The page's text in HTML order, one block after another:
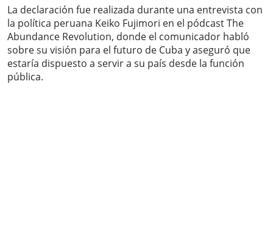
La declaración fue realizada durante una entrevista con
la política peruana Keiko Fujimori en el pódcast The
Abundance Revolution, donde el comunicador habló
sobre su visión para el futuro de Cuba y aseguró que
estaría dispuesto a servir a su país desde la función
pública.